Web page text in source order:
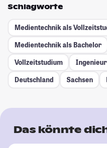
Schlagworte
Medientechnik als
Medientechnik als Bachelor
Vollzeitstudium
Ingenieur
Deutschland
Sachsen
Das könnte